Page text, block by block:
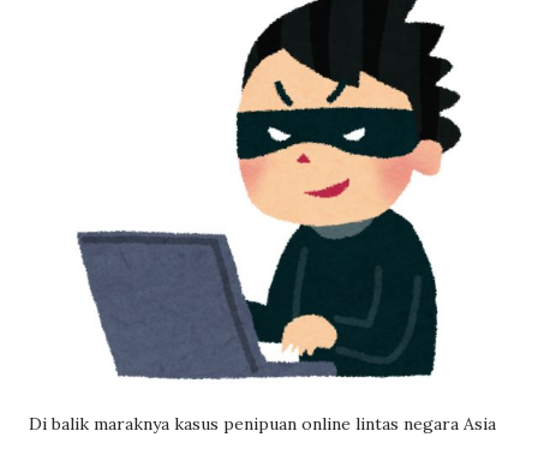
Di balik maraknya kasus penipuan online lintas negara Asia